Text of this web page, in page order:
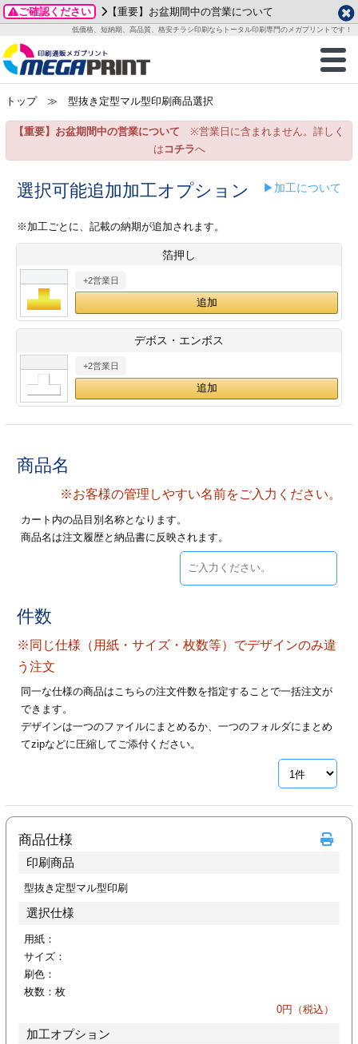
ご確認ください 【重要】お盆期間中の営業について
低価格、短納期、高品質、格安チラシ印刷ならトータル印刷専門のメガプリントです！
商品一覧
グッズ
ステッカー
ックカード印刷
業ツール印刷
＆盛り上げ印刷
ご利用ガイド
お客様へ
いて
方法
/送料について
刷
カード印刷
ックカード名刺
ムカード
型マル型印刷
ード印刷
印刷
ファイル印刷
ァイル印刷
印刷
印刷
リーブ印刷
加工
データ作成ガイド
成前に
ガイド
加工指示ガイド
テンプレート
ード印刷
名刺印刷
ックカード
ード印刷
印刷
形マル型
印刷
名刺印刷
ムカード印刷
刷
カード印刷
フォルダー
ァイル印刷
一覧
わせ
り
プル請求
2026年 8月
月
火 水 木 金
土
1
3
4 5 6 7
8
15
24
25 26 27
29
土
1
2 3
8 9 10 11
12
14
15 16 17 18
19
25
26
28
29 30
トップ≫ 型抜き定型マル型印刷商品選択
【重要】お盆期間中の営業について ※営業日に含まれません。詳しく
は コチラへ
選択可能追加加工オプション ▶加工について
※加工ごとに、記載の納期が追加されます。
箔押し
+2営業日
デボス・エンボス
+2営業日
商品名
※お客様の管理しやすい名前をご入力ください。
カート内の品目別名称となります。
商品名は注文履歴と納品書に反映されます。
件数
※同じ仕様（用紙・サイズ・枚数等）でデザインのみ違
う注文
同一な仕様の商品はこちらの注文件数を指定することで一括注文が
できます。
デザインは一つのファイルにまとめるか、一つのフォルダにまとめ
てzipなどに圧縮してご添付ください。
商品仕様
印刷商品
型抜き定型マル型印刷
選択仕様
用紙：
サイズ：
刷色：
枚数： 枚
0円（税込）
加工オプション